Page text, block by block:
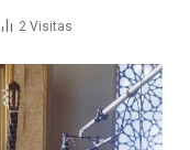
2 Visitas